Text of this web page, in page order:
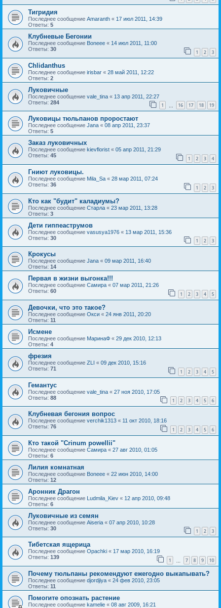
Тигридия
Последнее сообщение Amaranth « 17 июл 2011, 14:39
Ответы: 5
Клубневые Бегонии
Последнее сообщение Boneee « 14 июл 2011, 11:00
Ответы: 30 1 2 3
Chlidanthus
Последнее сообщение irisbar « 28 май 2011, 12:22
Ответы: 2
Луковичные
Последнее сообщение vale_tina « 13 апр 2011, 22:27
Ответы: 284 1 16 17 18 19
Луковицы тюльпанов проростают
Последнее сообщение Jana « 08 апр 2011, 23:37
Ответы: 5
Заказ луковичных
Последнее сообщение kievflorist « 05 апр 2011, 21:29
Ответы: 45 1 2 3 4
Гниют луковицы.
Последнее сообщение Mila_Sa « 28 мар 2011, 07:24
Ответы: 36 1 2 3
Кто как "будит" каладиумы?
Последнее сообщение Старла « 23 мар 2011, 13:28
Ответы: 3
Дети гиппеаструмов
Последнее сообщение vasusya1976 « 13 мар 2011, 15:36
Ответы: 30 1 2 3
Крокусы
Последнее сообщение Jana « 09 мар 2011, 16:40
Ответы: 14
Первая в жизни выгонка!!!
Последнее сообщение Самира « 07 мар 2011, 21:26
Ответы: 60 1 2 3 4 5
Девочки, что это такое?
Последнее сообщение Окси « 24 янв 2011, 20:20
Ответы: 11
Исмене
Последнее сообщение МаринаФ « 29 дек 2010, 12:13
Ответы: 4
фрезия
Последнее сообщение ZLI « 09 дек 2010, 15:16
Ответы: 71 1 2 3 4 5
Гемантус
Последнее сообщение vale_tina « 27 ноя 2010, 17:05
Ответы: 88 1 2 3 4 5 6
Клубневая бегония вопрос
Последнее сообщение verchik1313 « 11 окт 2010, 18:16
Ответы: 76 1 2 3 4 5 6
Кто такой "Crinum powellii"
Последнее сообщение Самира « 27 авг 2010, 01:05
Ответы: 6
Лилия комнатная
Последнее сообщение Boneee « 22 июн 2010, 14:00
Ответы: 12
Аронник Драгон
Последнее сообщение Ludmila_Kiev « 12 апр 2010, 09:48
Ответы: 6
Луковичные из семян
Последнее сообщение Aiseria « 07 апр 2010, 10:28
Ответы: 30 1 2 3
Тибетская ящерица
Последнее сообщение Opachki « 17 мар 2010, 16:19
Ответы: 139 1 7 8 9 10
Почему тюльпаны рекомендуют ежегодно выкапывать?
Последнее сообщение djordjiya « 24 фев 2010, 23:05
Ответы: 11
Помогите опознать растение
Последнее сообщение kamelie « 08 авг 2009, 16:21